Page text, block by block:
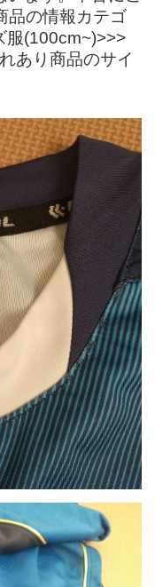
品の情報カテゴ
服(100cm~)>>>
あり商品のサイ